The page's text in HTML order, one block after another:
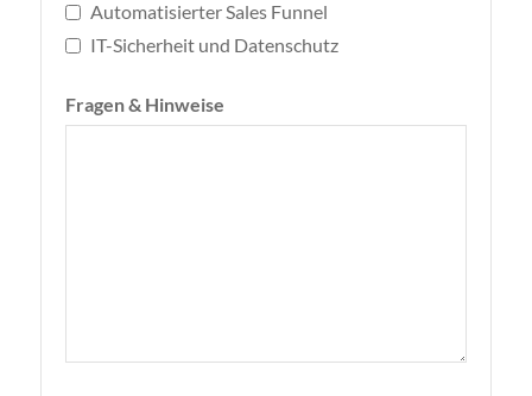
Automatisierter Sales Funnel
IT-Sicherheit und Datenschutz
Fragen & Hinweise